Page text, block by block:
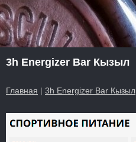
3h Energizer Bar Кызыл
Главная | 3h Energizer Bar Кызыл